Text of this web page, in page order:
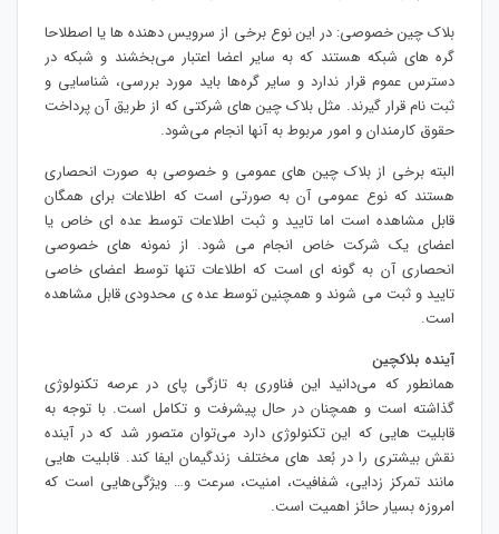
بلاک چین خصوصی: در این نوع برخی از سرویس دهنده ها یا اصطلاحا
گره های شبکه هستند که به سایر اعضا اعتبار می‌بخشند و شبکه در
دسترس عموم قرار ندارد و سایر گره‌ها باید مورد بررسی، شناسایی و
ثبت نام قرار گیرند. مثل بلاک چین های شرکتی که از طریق آن پرداخت
حقوق کارمندان و امور مربوط به آنها انجام می‌شود.
البته برخی از بلاک چین های عمومی و خصوصی به صورت انحصاری
هستند که نوع عمومی آن به صورتی است که اطلاعات برای همگان
قابل مشاهده است اما تایید و ثبت اطلاعات توسط عده ای خاص یا
اعضای یک شرکت خاص انجام می شود. از نمونه های خصوصی
انحصاری آن به گونه ای است که اطلاعات تنها توسط اعضای خاصی
تایید و ثبت می شوند و همچنین توسط عده ی محدودی قابل مشاهده
است.
آینده بلاکچین
همانطور که می‌دانید این فناوری به تازگی پای در عرصه تکنولوژی
گذاشته است و همچنان در حال پیشرفت و تکامل است. با توجه به
قابلیت هایی که این تکنولوژی دارد می‌توان متصور شد که در آینده
نقش بیشتری را در بُعد های مختلف زندگیمان ایفا کند. قابلیت هایی
مانند تمرکز زدایی، شفافیت، امنیت، سرعت و… ویژگی‌هایی است که
امروزه بسیار حائز اهمیت است.